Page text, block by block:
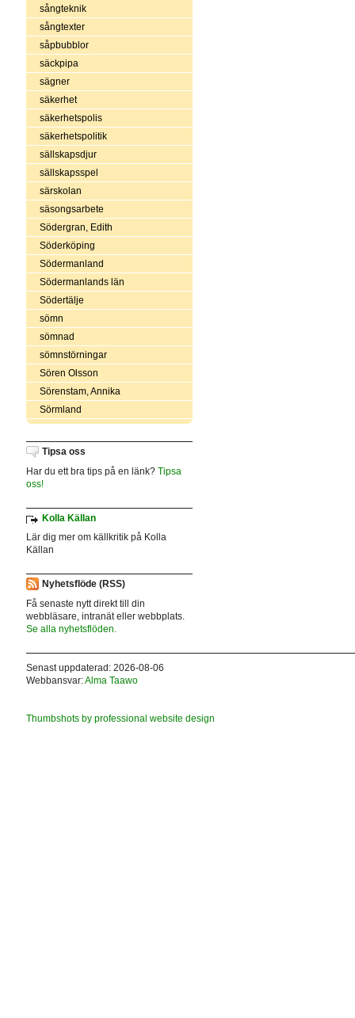
sångteknik
sångtexter
såpbubblor
säckpipa
sägner
säkerhet
säkerhetspolis
säkerhetspolitik
sällskapsdjur
sällskapsspel
särskolan
säsongsarbete
Södergran, Edith
Söderköping
Södermanland
Södermanlands län
Södertälje
sömn
sömnad
sömnstörningar
Sören Olsson
Sörenstam, Annika
Sörmland
Tipsa oss
Har du ett bra tips på en länk? Tipsa
oss!
Kolla Källan
Lär dig mer om källkritik på Kolla
Källan
Nyhetsflöde (RSS)
Få senaste nytt direkt till din
webbläsare, intranät eller webbplats.
Se alla nyhetsflöden.
Senast uppdaterad: 2026-08-06
Webbansvar:Alma Taawo
Thumbshots by professional website design